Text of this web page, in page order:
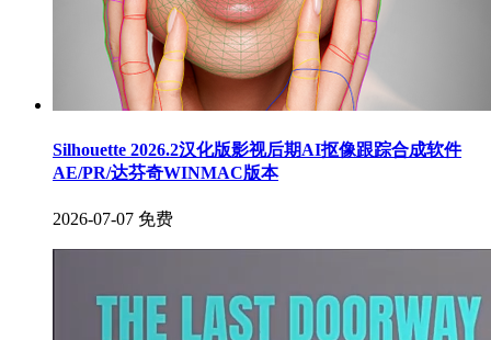
Silhouette 2026.2汉化版影视后期AI抠像跟踪合成软件
AE/PR/达芬奇WINMAC版本
2026-07-07 免费